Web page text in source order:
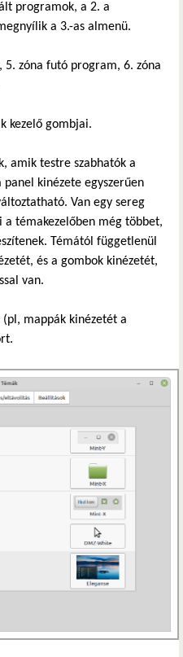
programok, a 2. a
a 3.-as almenü.
5. zóna futó program, 6. zóna
kezelő gombjai.
amik testre szabhatók a
kinézete egyszerűen
Van egy sereg
témakezelőben még többet,
Témától függetlenül
és a gombok kinézetét,
van.
mappák kinézetét a